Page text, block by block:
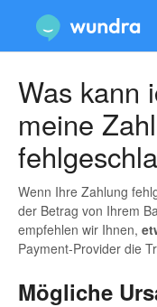
Was kann
meine
Wenn Ihre Zahlung
der Betrag von Ihrem
empfehlen wir Ihnen,
Payment-Provider die
Mögliche